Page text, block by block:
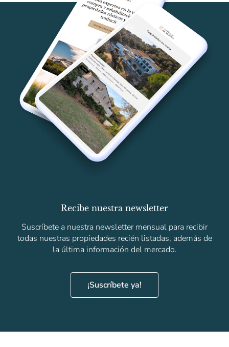
Recibe nuestra newsletter
Suscríbete a nuestra newsletter mensual para recibir
todas nuestras propiedades recién listadas, además de
la última información del mercado.
¡Suscríbete ya!